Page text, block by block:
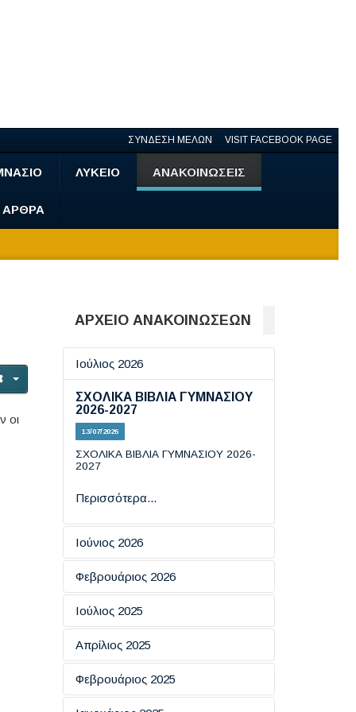
ΣΥΝΔΕΣΗ ΜΕΛΩΝ VISIT FACEBOOK PAGE
ΛΥΚΕΙΟ ΑΝΑΚΟΙΝΩΣΕΙΣ
ΑΡΘΡΑ
οι
ΑΡΧΕΙΟ ΑΝΑΚΟΙΝΩΣΕΩΝ
Ιούλιος 2026
ΣΧΟΛΙΚΑ ΒΙΒΛΙΑ ΓΥΜΝΑΣΙΟΥ
2026-2027
13/07/2026
ΣΧΟΛΙΚΑ ΒΙΒΛΙΑ ΓΥΜΝΑΣΙΟΥ 2026-
2027
Περισσότερα...
Ιούνιος 2026
Εξετάσεις πιστοποίησης
19/06/2026
Περισσότερα...
ΑΠΑΝΤΗΣΕΙΣ ΦΥΣΙΚΗΣ ΚΑΙ
ΙΣΤΟΡΙΑΣ
Φεβρουάριος 2026
ΗΜΕΡΑ ΑΣΦΑΛΟΥΣ
18/02/2026
Περισσότερα...
Ιούλιος 2025
ΕΞΕΤΑΣΕΙΣ ΠΙΣΤΟΠΟΙΗΤΙΚΩΝ
ΤΟΥ MICHIGAN
Απρίλιος 2025
Eσπερίδα: "​Ο Ρόλος της
Φεβρουάριος 2025